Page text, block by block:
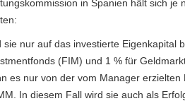
in Spanien hält sich
sie nur auf das investierte Eigenkapital
(FIM) und 1 % für
es nur von der vom Manager
In diesem Fall wird sie auch als